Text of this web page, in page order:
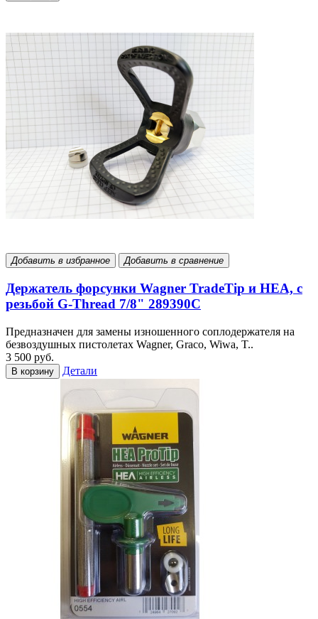
Добавить в избранное Добавить в сравнение
Держатель форсунки Wagner TradeTip и HEA, с
резьбой G-Thread 7/8" 289390С
Предназначен для замены изношенного соплодержателя на
безвоздушных пистолетах Wagner, Graco, Wiwa, T..
3 500 руб.
В корзину Детали